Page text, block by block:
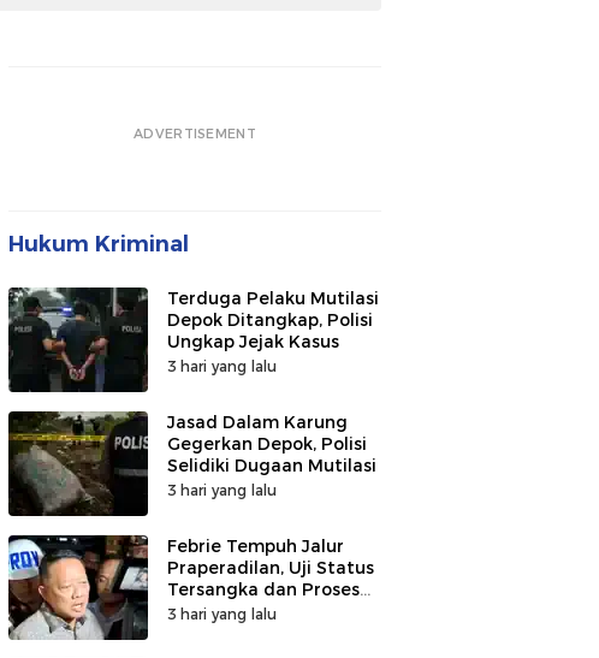
ADVERTISEMENT
Hukum Kriminal
Terduga Pelaku Mutilasi
Depok Ditangkap, Polisi
Ungkap Jejak Kasus
3 hari yang lalu
Jasad Dalam Karung
Gegerkan Depok, Polisi
Selidiki Dugaan Mutilasi
3 hari yang lalu
Febrie Tempuh Jalur
Praperadilan, Uji Status
Tersangka dan Proses
Penyidikan
3 hari yang lalu